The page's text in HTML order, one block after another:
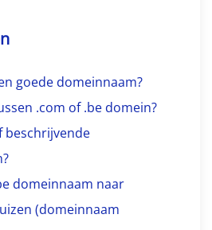
goede domeinnaam?
.com of .be domein?
beschrijvende
domeinnaam naar
(domeinnaam